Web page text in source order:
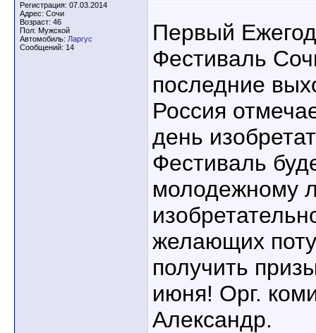
Регистрация: 07.03.2014
Адрес: Сочи
Возраст: 46
Пол: Мужской
Автомобиль: Ларгус
Сообщений: 14
Первый
Фестиваль
последние
Россия
день
Фестиваль
молодежному
желающих
получить
июня! Орг.
Александр.